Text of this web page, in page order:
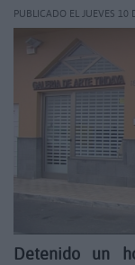
PUBLICADO EL JUEVES
Detenido un